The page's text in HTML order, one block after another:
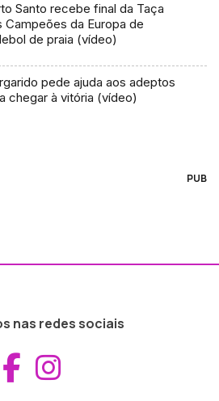
Santo recebe final da Taça
Campeões da Europa de
de praia (vídeo)
pede ajuda aos adeptos
chegar à vitória (vídeo)
PUB
nas redes sociais
Aceder ao